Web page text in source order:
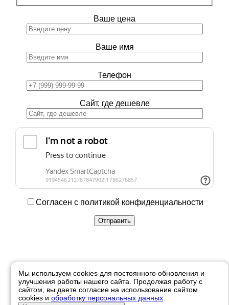
Ваше цена
Ваше имя
Телефон
Сайт, где дешевле
Согласен с политикой конфиденциальности
Купить в 1 клик
Ваше имя
Телефон
Мы используем cookies для постоянного обновления и
улучшения работы нашего сайта. Продолжая работу с
сайтом, вы даете согласие на использование сайтом
cookies и обработку персональных данных